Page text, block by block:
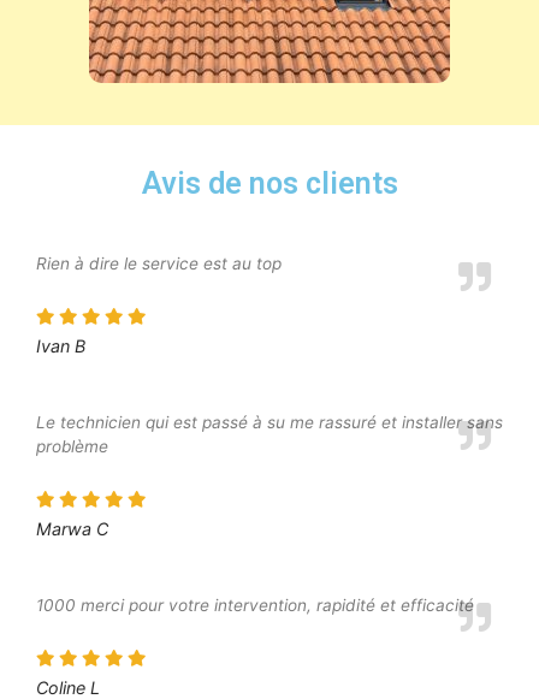
Avis de nos clients
Rien à dire le service est au top
Ivan B
Le technicien qui est passé à su me rassuré et installer sans
problème
Marwa C
1000 merci pour votre intervention, rapidité et efficacité
Coline L